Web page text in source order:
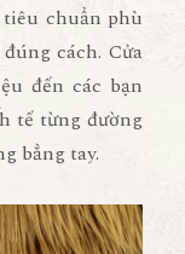
chuẩn phù
cách. Cửa
đến các bạn
tế từng đường
bẳng tay.